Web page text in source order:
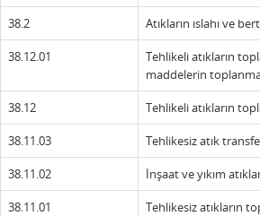
38.2 Atıkların ıslahı ve
38.12.01
Tehlikeli atıkların
maddelerin
38.12 Tehlikeli atıkların
38.11.03 Tehlikesiz atık
38.11.02 İnşaat ve yıkım
38.11.01
Tehlikesiz atıkların